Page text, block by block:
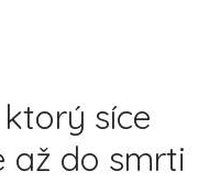
síce
až do smrti